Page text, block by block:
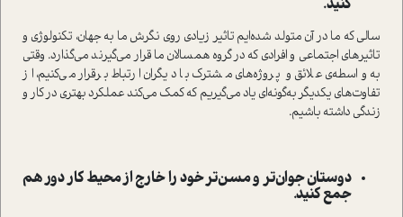
کنید.
سالی که ما در آن متولد شده‌ایم تاثیر زیادی روی نگرش ما به جهان، تکنولوژی و
تاثیرهای اجتماعی و افرادی که در گروه همسالان ما قرار می‌گیرند می‌گذارد. وقتی
به واسطه‌ی علائق و پروژه‌های مشترک با دیگران ارتباط برقرار می‌کنیم، از
تفاوت‌های یکدیگر به‌گونه‌ای یاد می‌گیریم که کمک می‌کند عملکرد بهتری در کار و
زندگی داشته باشیم.
دوستان جوان‌تر و مسن‌تر خود را خارج از محیط کار دور هم
جمع کنید.